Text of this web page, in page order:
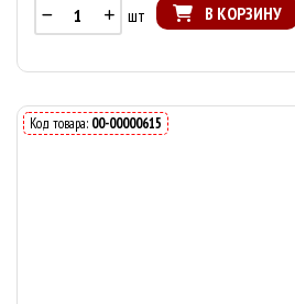
шт В КОРЗИНУ
Код товара: 00-00000615